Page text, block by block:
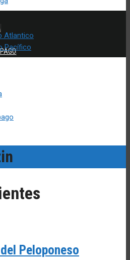
Atlantico
Pacífico
Peloponeso